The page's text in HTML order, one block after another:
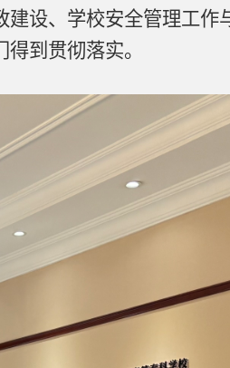
设、学校安全管理工作
到贯彻落实。